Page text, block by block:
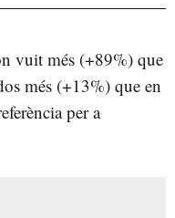
vuit més (+89%) que
més (+13%) que en
per a